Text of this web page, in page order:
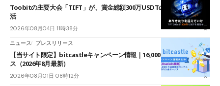
Toobitの主要大会「TIFT」が、賞金総額300万USDTのレースとして復
活
2026年08月04日 11時38分
ニュース プレスリリース
【当サイト限定】bitcastleキャンペーン情報｜16,000円口座開設ボーナ
ス（2026年8月最新）
2026年08月01日 08時12分